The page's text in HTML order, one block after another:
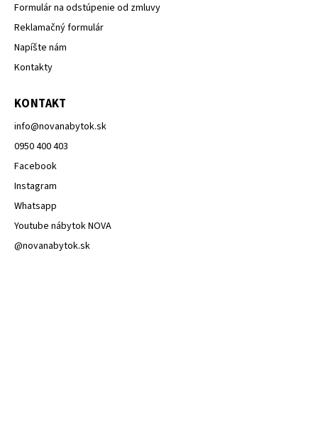
Formulár na odstúpenie od zmluvy
Reklamačný formulár
Napíšte nám
Kontakty
KONTAKT
info@novanabytok.sk
0950 400 403
Facebook
Instagram
Whatsapp
Youtube nábytok NOVA
@novanabytok.sk